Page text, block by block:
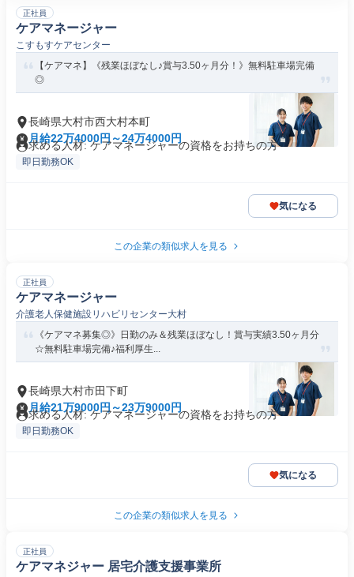
正社員
ケアマネージャー
こすもすケアセンター
【ケアマネ】《残業ほぼなし♪賞与3.50ヶ月分！》無料駐車場完備
◎
長崎県大村市西大村本町
月給22万4000円～24万4000円
求める人材: ケアマネージャーの資格をお持ちの方
即日勤務OK
気になる
この企業の類似求人を見る
正社員
ケアマネージャー
介護老人保健施設リハビリセンター大村
《ケアマネ募集◎》日勤のみ＆残業ほぼなし！賞与実績3.50ヶ月分
☆無料駐車場完備♪福利厚生...
長崎県大村市田下町
月給21万9000円～23万9000円
求める人材: ケアマネージャーの資格をお持ちの方
即日勤務OK
気になる
この企業の類似求人を見る
正社員
ケアマネジャー 居宅介護支援事業所